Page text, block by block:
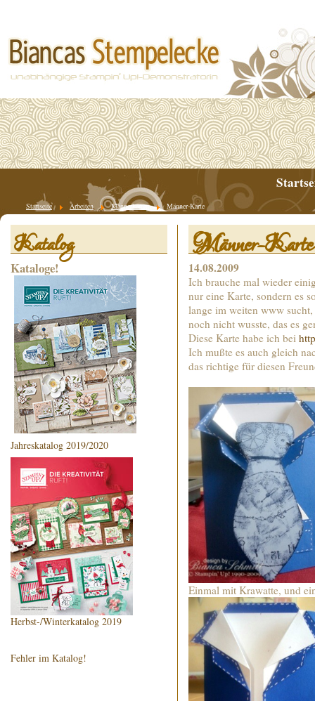
Startseite Arbeiten Männerkarten Männer-Karte
Katalog
Kataloge!
Jahreskatalog 2019/2020
Herbst-/Winterkatalog 2019
Fehler im Katalog!
Männer-Karte
14.08.2009
Ich brauche mal wieder
nur eine Karte, sondern es
lange im weiten www
noch nicht wusste, das es
Diese Karte habe ich bei
Ich mußte es auch gleich
das richtige für diesen
Einmal mit Krawatte, und